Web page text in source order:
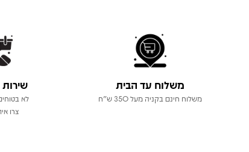
משלוח עד הבית
משלוח חינם בקניה מעל 350 ש"ח
לא
צרו